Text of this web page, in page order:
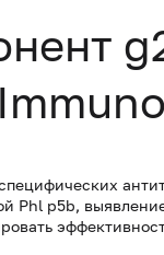
Phl p5b,